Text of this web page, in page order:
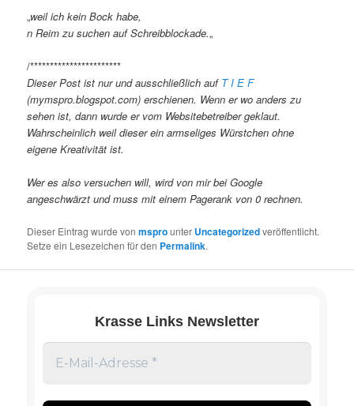
„weil ich kein Bock habe,
n Reim zu suchen auf Schreibblockade.„
/***********************
Dieser Post ist nur und ausschließlich auf T I E F
(mymspro.blogspot.com) erschienen. Wenn er wo anders zu
sehen ist, dann wurde er vom Websitebetreiber geklaut.
Wahrscheinlich weil dieser ein armseliges Würstchen ohne
eigene Kreativität ist.
Wer es also versuchen will, wird von mir bei Google
angeschwärzt und muss mit einem Pagerank von 0 rechnen.
Dieser Eintrag wurde vonmsprounter Uncategorizedveröffentlicht.
Setze ein Lesezeichen für den Permalink.
Krasse Links Newsletter